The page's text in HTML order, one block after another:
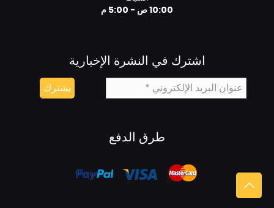
10:00 ص - 5:00 م
اشترك في النشرة الإخبارية
طرق الدفع